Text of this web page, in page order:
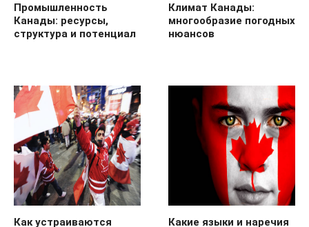
Промышленность
Канады: ресурсы,
структура и потенциал
Климат Канады:
многообразие погодных
нюансов
Как устраиваются Какие языки и наречия